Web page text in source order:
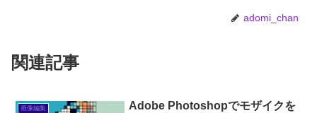
adomi_chan
関連記事
画像編集
Adobe Photoshopでモザイクを